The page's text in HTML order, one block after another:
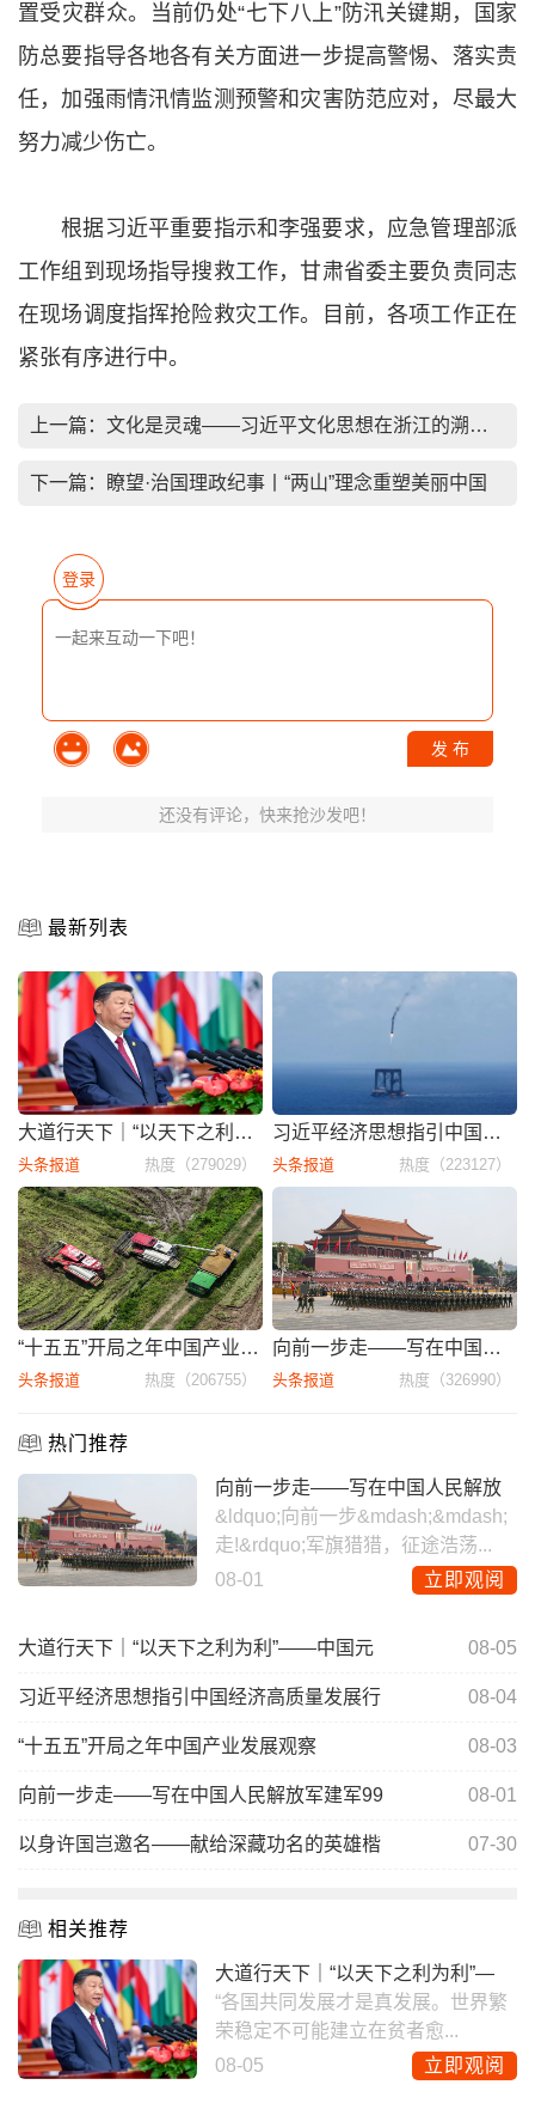
置受灾群众。当前仍处“七下八上”防汛关键期，国家
防总要指导各地各有关方面进一步提高警惕、落实责
任，加强雨情汛情监测预警和灾害防范应对，尽最大
努力减少伤亡。
根据习近平重要指示和李强要求，应急管理部派
工作组到现场指导搜救工作，甘肃省委主要负责同志
在现场调度指挥抢险救灾工作。目前，各项工作正在
紧张有序进行中。
上一篇： 文化是灵魂——习近平文化思想在浙江的溯源与实践（上）
下一篇： 瞭望·治国理政纪事丨“两山”理念重塑美丽中国
登录
发 布
还没有评论，快来抢沙发吧！
最新列表
大道行天下｜“以天下之利为利”—
头条报道 热度（279029）
习近平经济思想指引中国经济高质
头条报道 热度（223127）
“十五五”开局之年中国产业发展
头条报道 热度（206755）
向前一步走——写在中国人民解放
头条报道 热度（326990）
热门推荐
向前一步走——写在中国人民解放
&ldquo;向前一步&mdash;&mdash;
走!&rdquo;军旗猎猎，征途浩荡...
08-01
立即观阅
大道行天下｜“以天下之利为利”——中国元 08-05
习近平经济思想指引中国经济高质量发展行 08-04
“十五五”开局之年中国产业发展观察 08-03
向前一步走——写在中国人民解放军建军99 08-01
以身许国岂邀名——献给深藏功名的英雄楷 07-30
相关推荐
大道行天下｜“以天下之利为利”—
“各国共同发展才是真发展。世界繁
荣稳定不可能建立在贫者愈...
08-05
立即观阅